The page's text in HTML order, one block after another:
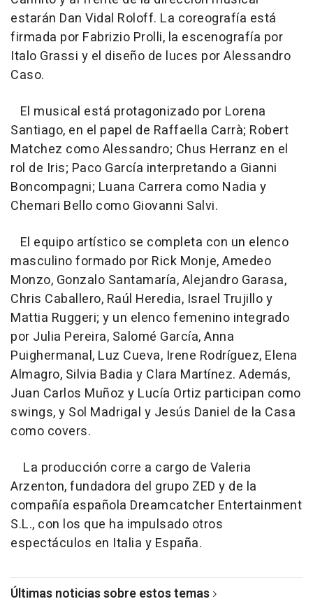
estarán Dan Vidal Roloff. La coreografía está
firmada por Fabrizio Prolli, la escenografía por
Italo Grassi y el diseño de luces por Alessandro
Caso.
El musical está protagonizado por Lorena
Santiago, en el papel de Raffaella Carrà; Robert
Matchez como Alessandro; Chus Herranz en el
rol de Iris; Paco García interpretando a Gianni
Boncompagni; Luana Carrera como Nadia y
Chemari Bello como Giovanni Salvi.
El equipo artístico se completa con un elenco
masculino formado por Rick Monje, Amedeo
Monzo, Gonzalo Santamaría, Alejandro Garasa,
Chris Caballero, Raúl Heredia, Israel Trujillo y
Mattia Ruggeri; y un elenco femenino integrado
por Julia Pereira, Salomé García, Anna
Puighermanal, Luz Cueva, Irene Rodríguez, Elena
Almagro, Silvia Badia y Clara Martínez. Además,
Juan Carlos Muñoz y Lucía Ortiz participan como
swings, y Sol Madrigal y Jesús Daniel de la Casa
como covers.
La producción corre a cargo de Valeria
Arzenton, fundadora del grupo ZED y de la
compañía española Dreamcatcher Entertainment
S.L., con los que ha impulsado otros
espectáculos en Italia y España.
Últimas noticias sobre estos temas